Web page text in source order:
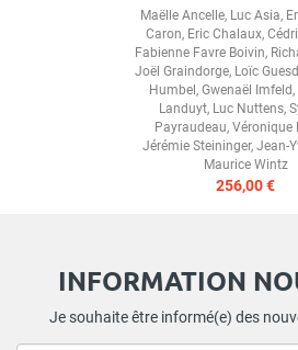
Maëlle Ancelle, Luc Asia,
Caron, Eric Chalaux,
Fabienne Favre Boivin,
Joël Graindorge, Loïc
Humbel, Gwenaël Imfeld,
Landuyt, Luc Nuttens,
Payraudeau, Véronique
Jérémie Steininger, Jean-
Maurice Wintz
256,00 €
INFORMATION
Je souhaite être informé(e) des